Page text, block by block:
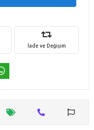
İade ve Değişim